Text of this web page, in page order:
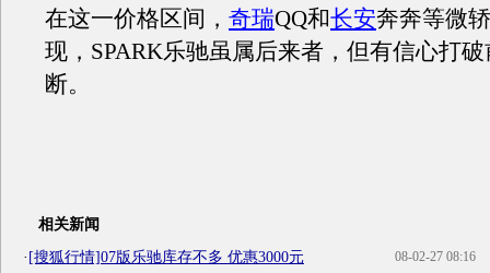
在这一价格区间， 奇瑞QQ和长安奔奔等微
现，SPARK乐驰虽属后来者，但有信心打
断。
相关新闻
08-02-27 08:16
·[搜狐行情]07版乐驰库存不多 优惠3000元